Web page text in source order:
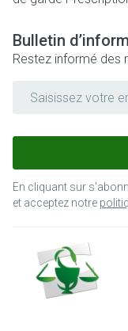
Bulletin
Restez informé des
En cliquant sur
et acceptez notre